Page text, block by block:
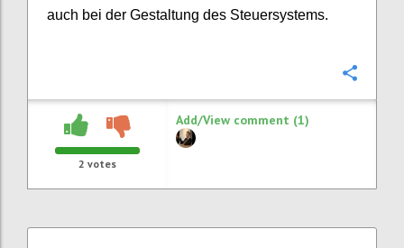
auch bei der Gestaltung des Steuersystems.
2 votes
Add/View comment (1)